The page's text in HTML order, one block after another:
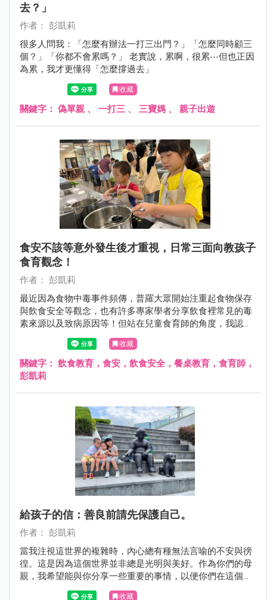
去？」
作者： 彭凱莉
很多人問我：「怎麼有辦法一打三出門？」「怎麼同時顧三
個？」「你都不會累嗎？」 老實說，累啊，很累⋯但也正因
為累，我才更懂得「怎麼撐過去」
收藏
關鍵字： 偽單親 、 一打三 、 三寶媽 、 親子出遊
食安不該等意外發生後才重視，日常三面向教孩子
食育觀念！
作者： 彭凱莉
最近因為食物中毒事件頻傳，普羅大眾開始注重起食物保存
與飲食安全等觀念，也有許多專家學者分享飲食裡常見的毒
素來源以及致病原因等！但站在兒童食育師的角度，我認為
食安不該等意外發生後才重視，而是應該從小就教育孩子正
確的飲食觀念！
收藏
關鍵字： 飲食教育，食安，飲食安全，餐桌教育，食育師，
彭凱莉
給孩子的信：善良前請先保護自己。
作者： 彭凱莉
當我注視這世界的複雜時，內心總有種無法言喻的不安與徬
徨。這是因為這個世界並非總是光明與美好。作為你們的母
親，我希望能與你分享一些重要的事情，以便你們在這個多
彩的世界中找到自己的位置。
收藏